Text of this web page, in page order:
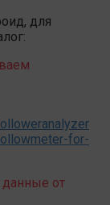
для
for-
данные от